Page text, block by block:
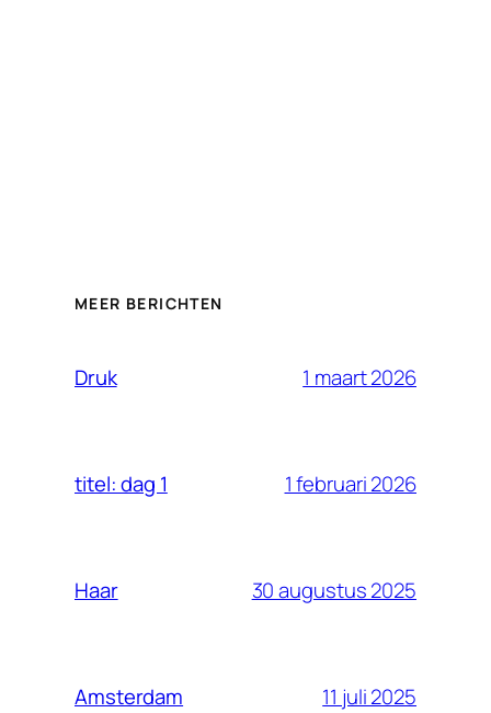
MEER BERICHTEN
Druk 1 maart 2026
titel: dag 1 1 februari 2026
Haar 30 augustus 2025
Amsterdam 11 juli 2025